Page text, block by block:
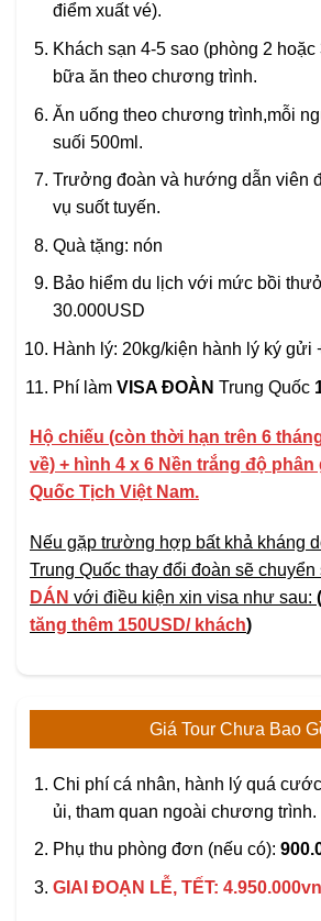
điểm xuất vé).
Khách sạn 4-5 sao (phòng 2
bữa ăn theo chương trình.
Ăn uống theo chương trình,mỗi
suối 500ml.
Trưởng đoàn và hướng dẫn viên
vụ suốt tuyến.
Quà tặng: nón
Bảo hiểm du lịch với mức bồi
30.000USD
Hành lý: 20kg/kiện hành lý ký gửi
Phí làm VISA ĐOÀN Trung Quốc
Hộ chiếu (còn thời hạn trên 6
về) + hình 4 x 6 Nền trắng độ
Quốc Tịch Việt Nam.
Nếu gặp trường hợp bất khả kháng
Trung Quốc thay đổi đoàn sẽ chuyển
DÁN với điều kiện xin visa như sau: (
tăng thêm 150USD/ khách)
Giá Tour Chưa Bao
Chi phí cá nhân, hành lý quá
ủi, tham quan ngoài chương trình.
Phụ thu phòng đơn (nếu có):
GIAI ĐOẠN LỄ, TẾT: